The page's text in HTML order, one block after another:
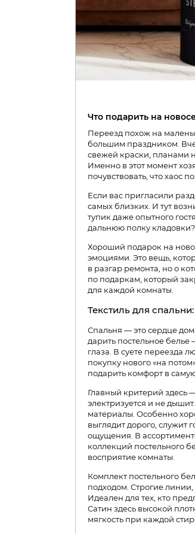
Что подарить на
Переезд похож на
большим праздником.
свежей краски, планами
Именно в этот момент
почувствовать, что хаос
Если вас пригласили
самых близких. И тут
тупик даже опытного
дальнюю полку кладовки?
Хороший подарок на
эмоциями. Это вещь,
в разгар ремонта, но о
по подаркам, который
для каждой комнаты.
Текстиль для
Спальня — это сердце
дарить постельное
глаза. В суете переезда
покупку нового «на
подарить комфорт в
Главный критерий здесь
электризуется и не
материалы. Особенно
выглядит дорого, служит
ощущения. В
коллекций постельного
восприятие комнаты.
Комплект постельного
подходом. Строгие
Идеален для тех, кто
Сатин здесь высокой
мягкость при каждой